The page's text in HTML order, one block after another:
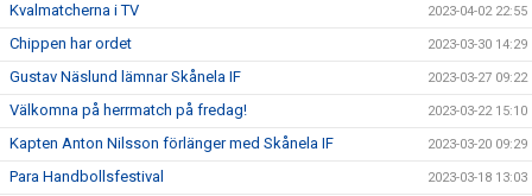
Kvalmatcherna i TV 2023-04-02 22:55
Chippen har ordet 2023-03-30 14:29
Gustav Näslund lämnar Skånela IF 2023-03-27 09:22
Välkomna på herrmatch på fredag! 2023-03-22 15:10
Kapten Anton Nilsson förlänger med Skånela IF 2023-03-20 09:29
Para Handbollsfestival 2023-03-18 13:03